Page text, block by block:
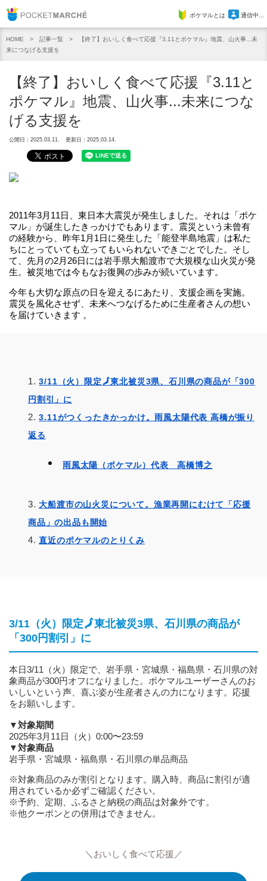
Pocket Marcheポケマルとは 通信中...
HOME 記事一覧
【終了】おいしく食べて応援『3.11とポケマル』地震、山火事...未
来につなげる支援を
【終了】おいしく食べて応援『3.11と
ポケマル』地震、山火事...未来につな
げる支援を
公開日：2025.03.11. 更新日：2025.03.14.
2011年3月11日、東日本大震災が発生しました。それは「ポケ
マル」が誕生したきっかけでもあります。震災という未曾有
の経験から、昨年1月1日に発生した「能登半島地震」は私た
ちにとっていても立ってもいられないできごとでした。そし
て、先月の2月26日には岩手県大船渡市で大規模な山火災が発
生。被災地では今もなお復興の歩みが続いています。
今年も大切な原点の日を迎えるにあたり、支援企画を実施。
震災を風化させず、未来へつなげるために生産者さんの想い
を届けていきます 。
3/11（火）限定🗾東北被災3県、石川県の商品が「300
円割引」に
3.11がつくったきかっかけ。雨風太陽代表 高橋が振り
返る
雨風太陽（ポケマル）代表 高橋博之
大船渡市の山火災について。漁業再開にむけて「応援
商品」の出品も開始
直近のポケマルのとりくみ
3/11（火）限定🗾東北被災3県、石川県の商品が
「300円割引」に
本日3/11（火）限定で、岩手県・宮城県・福島県・石川県の対
象商品が300円オフになりました。ポケマルユーザーさんのお
いしいという声、喜ぶ姿が生産者さんの力になります。応援
をお願いします。
▼対象期間
2025年3月11日（火）0:00〜23:59
▼対象商品
岩手県・宮城県・福島県・石川県の単品商品
※対象商品のみが割引となります。購入時、商品に割引が適
用されているか必ずご確認ください。
※予約、定期、ふるさと納税の商品は対象外です。
※他クーポンとの併用はできません。
＼おいしく食べて応援／